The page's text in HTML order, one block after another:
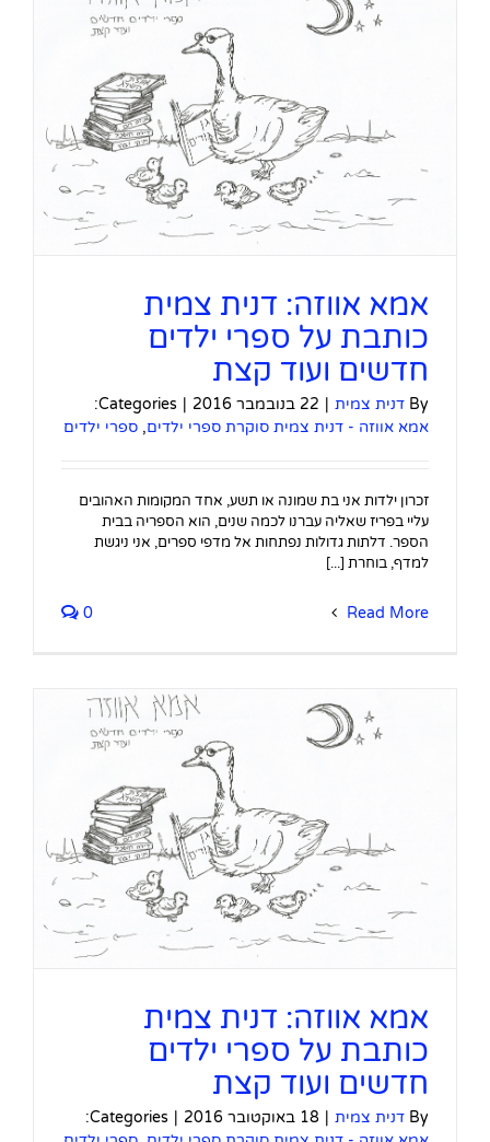
אמא אווזה: דנית צמית
כותבת על ספרי ילדים
חדשים ועוד קצת
By דנית צמית | 22 בנובמבר 2016 |
Categories:
אמא אווזה - דנית צמית סוקרת ספרי ילדים, ספרי ילדים
זכרון ילדות אני בת שמונה או תשע, אחד המקומות האהובים
עליי בפריז שאליה עברנו לכמה שנים, הוא הספריה בבית
הספר. דלתות גדולות נפתחות אל מדפי ספרים, אני ניגשת
למדף, בוחרת [...]
Read More
0
אמא אווזה: דנית צמית
כותבת על ספרי ילדים
חדשים ועוד קצת
By דנית צמית | 18 באוקטובר 2016 |
Categories: